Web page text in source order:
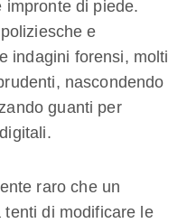
impronte di piede.
e
indagini forensi, molti
nascondendo
guanti per
raro che un
di modificare le